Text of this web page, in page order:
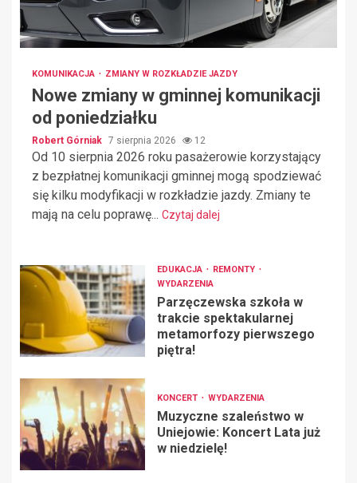
KOMUNIKACJA ZMIANY W ROZKŁADZIE JAZDY
Nowe zmiany w gminnej komunikacji
od poniedziałku
Robert Górniak 7 sierpnia 2026 12
Od 10 sierpnia 2026 roku pasażerowie korzystający
z bezpłatnej komunikacji gminnej mogą spodziewać
się kilku modyfikacji w rozkładzie jazdy. Zmiany te
mają na celu poprawę... Czytaj dalej
EDUKACJA
REMONTY
WYDARZENIA
Parzęczewska szkoła w
trakcie spektakularnej
metamorfozy pierwszego
piętra!
KONCERT WYDARZENIA
Muzyczne szaleństwo w
Uniejowie: Koncert Lata już
w niedzielę!